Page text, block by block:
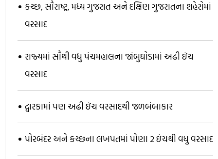
કચ્છ, સૌરાષ્ટ્ર, મધ્ય ગુજરાત અને દક્ષિણ ગુજરાતના શહેરોમાં
વરસાદ
રાજ્યમાં સૌથી વધુ પંચમહાલના જાંબુઘોડામાં અઢી ઇંચ
વરસાદ
દ્વારકામાં પણ અઢી ઇંચ વરસાદથી જળબંબાકાર
પોરબંદર અને કચ્છના લખપતમાં પોણા 2 ઇંચથી વધુ વરસાદ